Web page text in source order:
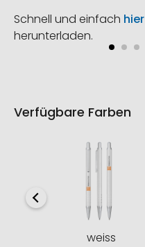
Schnell und einfach hier
herunterladen.
Verfügbare Farben
weiss